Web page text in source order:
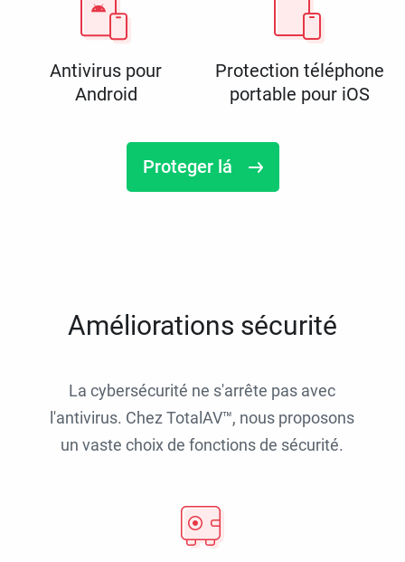
Antivirus pour
Android
Protection téléphone
portable pour iOS
Proteger lá
Améliorations sécurité
La cybersécurité ne s'arrête pas avec
l'antivirus. Chez TotalAV™, nous proposons
un vaste choix de fonctions de sécurité.